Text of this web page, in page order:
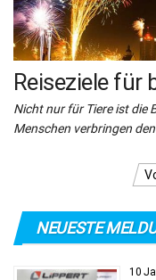
Reiseziele für
Nicht nur für Tiere ist die
Menschen verbringen
der
Beiträge
NEUESTE
10